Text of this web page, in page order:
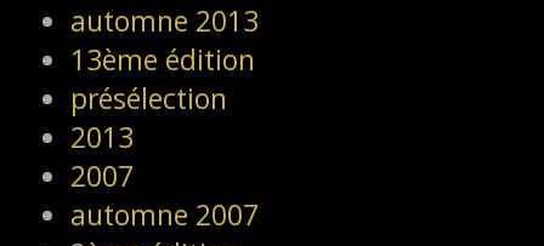
automne 2013
13ème édition
présélection
2013
2007
automne 2007